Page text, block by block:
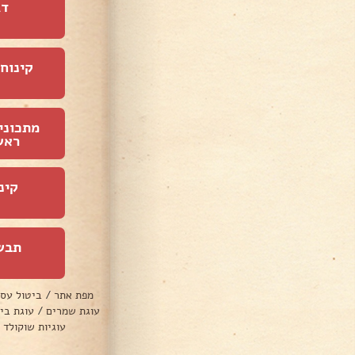
מפת אתר / ביטול
עוגת שמרים / עוגת
עוגיות